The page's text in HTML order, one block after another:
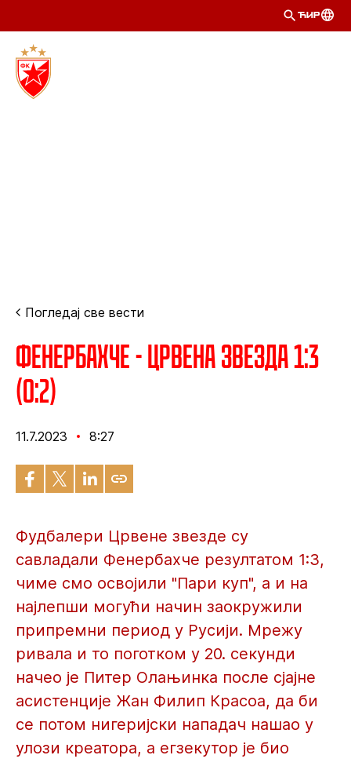
ЋИР
Погледај све вести
Фенербахче - Црвена звезда 1:3
(0:2)
11.7.2023 8:27
Фудбалери Црвене звезде су
савладали Фенербахче резултатом 1:3,
чиме смо освојили "Пари куп", а и на
најлепши могући начин заокружили
припремни период у Русији. Мрежу
ривала и то поготком у 20. секунди
начео је Питер Олањинка после сјајне
асистенције Жан Филип Красоа, да би
се потом нигеријски нападач нашао у
улози креатора, а егзекутор је био